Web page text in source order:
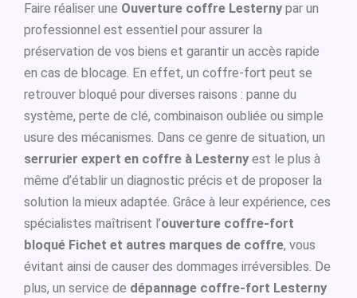
Faire réaliser une Ouverture coffre Lesterny par un
professionnel est essentiel pour assurer la
préservation de vos biens et garantir un accès rapide
en cas de blocage. En effet, un coffre-fort peut se
retrouver bloqué pour diverses raisons : panne du
système, perte de clé, combinaison oubliée ou simple
usure des mécanismes. Dans ce genre de situation, un
serrurier expert en coffre à Lesterny est le plus à
même d’établir un diagnostic précis et de proposer la
solution la mieux adaptée. Grâce à leur expérience, ces
spécialistes maîtrisent l’ouverture coffre-fort
bloqué Fichet et autres marques de coffre, vous
évitant ainsi de causer des dommages irréversibles. De
plus, un service de dépannage coffre-fort Lesterny